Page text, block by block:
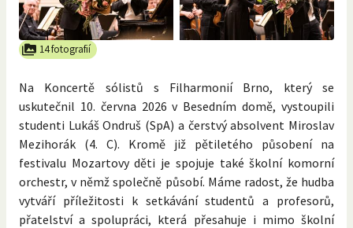
14 fotografií
Na Koncertě sólistů s Filharmonií Brno, který se
uskutečnil 10. června 2026 v Besedním domě, vystoupili
studenti Lukáš Ondruš (SpA) a čerstvý absolvent Miroslav
Mezihorák (4. C). Kromě již pětiletého působení na
festivalu Mozartovy děti je spojuje také školní komorní
orchestr, v němž společně působí. Máme radost, že hudba
vytváří příležitosti k setkávání studentů a profesorů,
přatelství a spolupráci, která přesahuje i mimo školní